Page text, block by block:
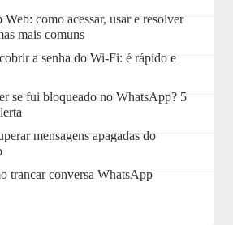
como acessar, usar e resolver
mais comuns
a senha do Wi-Fi: é rápido e
se fui bloqueado no WhatsApp? 5
mensagens apagadas do
trancar conversa WhatsApp